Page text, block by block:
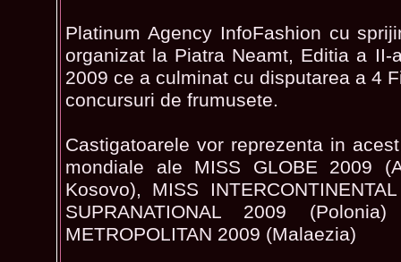
Platinum Agency InfoFashion cu
organizat la Piatra Neamt, Editia a
2009 ce a culminat cu disputarea a 4
concursuri de frumusete.
Castigatoarele vor reprezenta in
mondiale ale MISS GLOBE 2009
Kosovo), MISS
SUPRANATIONAL 2009
METROPOLITAN 2009 (Malaezia)